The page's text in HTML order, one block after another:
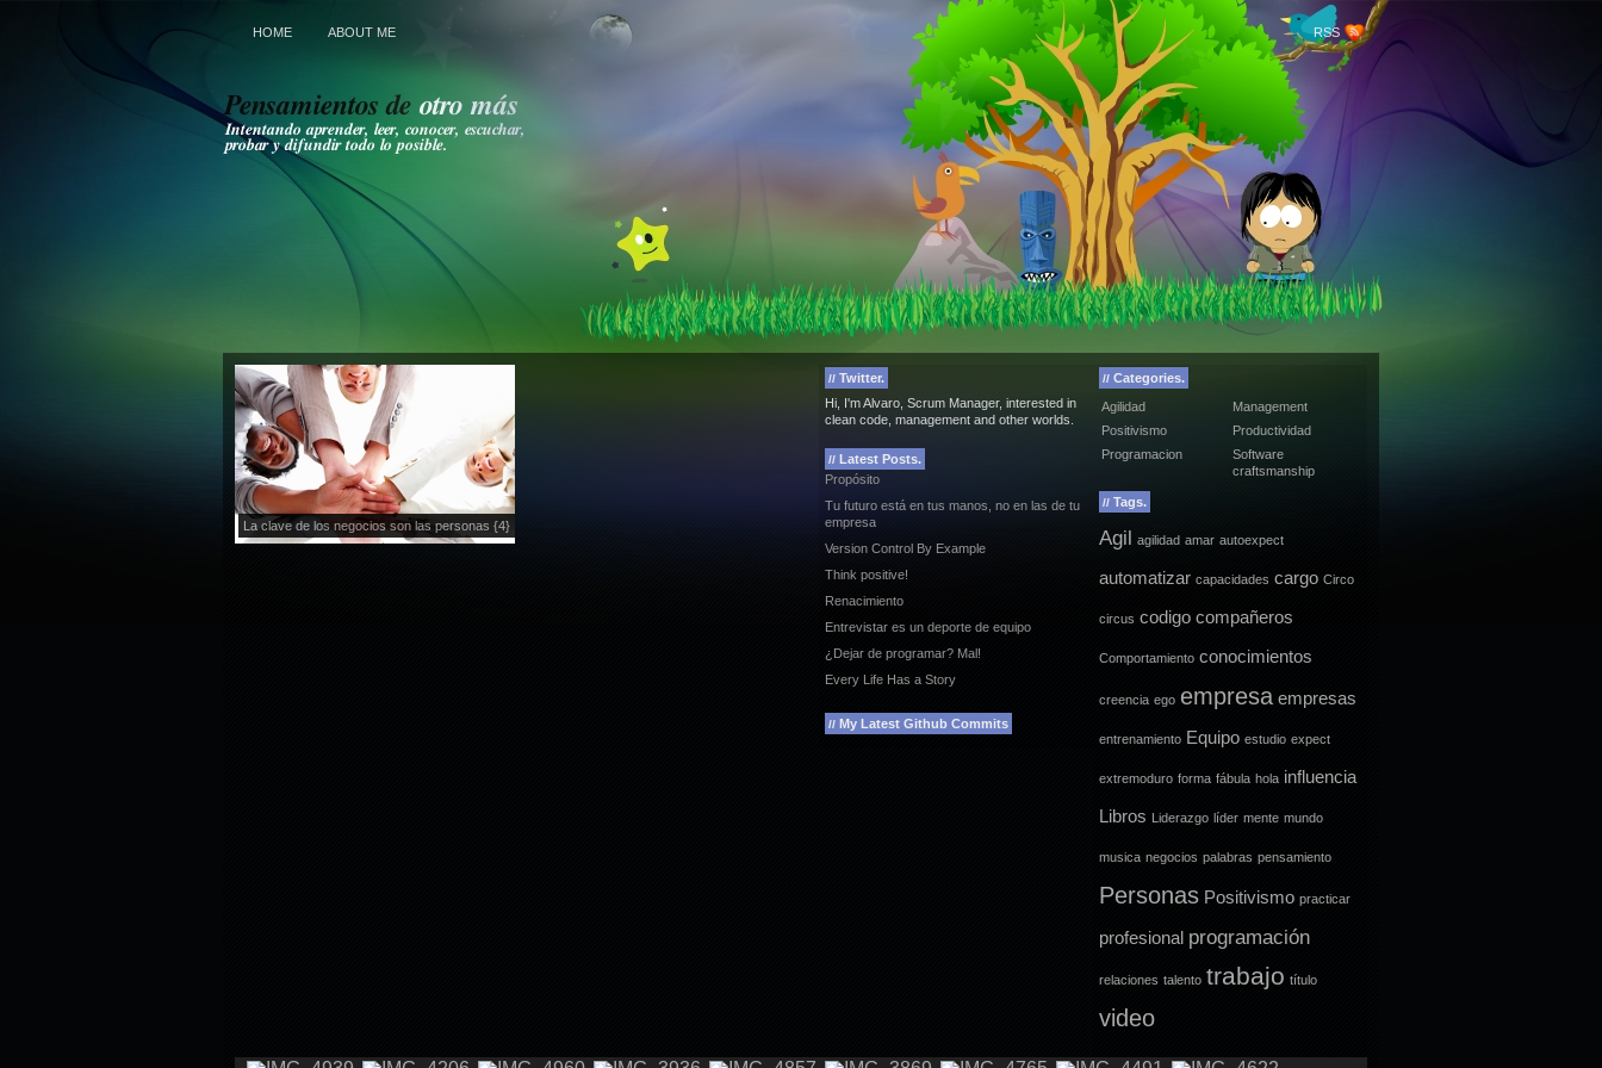
HOME ABOUT ME RSS
La clave de los negocios son las personas {4}
// Twitter.
Hi, I'm Alvaro, Scrum Manager, interested in
clean code, management and other worlds.
// Latest Posts.
Propósito
Tu futuro está en tus manos, no en las de tu
empresa
Version Control By Example
Think positive!
Renacimiento
Entrevistar es un deporte de equipo
¿Dejar de programar? Mal!
Every Life Has a Story
// My Latest Github Commits
// Categories.
Agilidad
Management
Positivismo
Productividad
Programacion
Software
craftsmanship
// Tags.
Agil agilidad amar autoexpect
automatizar capacidades cargo Circo
circus codigo compañeros
Comportamiento conocimientos
creencia ego empresa empresas
entrenamiento Equipo estudio expect
extremoduro forma fábula hola influencia
Libros Liderazgo líder mente mundo
musica negocios palabras pensamiento
Personas Positivismo practicar
profesional programación
relaciones talento trabajo título
video